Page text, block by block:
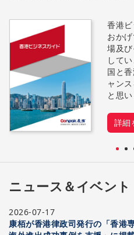
香港
おか
場及
して
国と
ャン
と思い
詳細
ニュース＆イベント
2026-07-17
康栢が香港律政司発行の「香港